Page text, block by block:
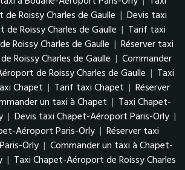
Roissy Charles de Gaulle | Devis taxi
Roissy Charles de Gaulle | Tarif taxi
Roissy Charles de Gaulle | Réserver taxi
Roissy Charles de Gaulle | Commander
de Roissy Charles de Gaulle | Taxi
Chapet | Tarif taxi Chapet | Réserver
un taxi à Chapet | Taxi Chapet-
| Devis taxi Chapet-Aéroport Paris-Orly |
Aéroport Paris-Orly | Réserver taxi
Orly | Commander un taxi à Chapet-
| Taxi Chapet-Aéroport de Roissy Charles